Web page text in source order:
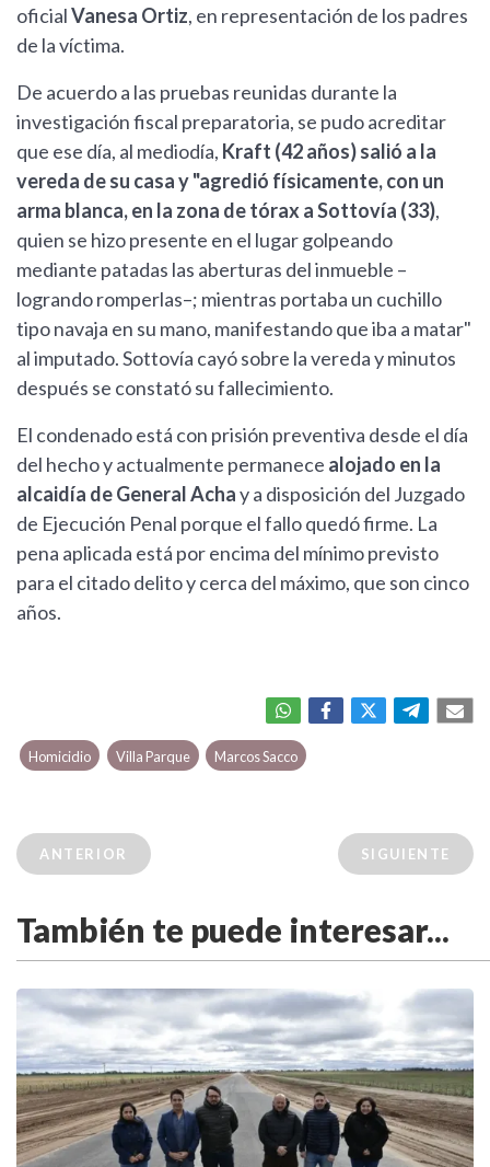
oficialVanesa Ortiz, en representación de los padres
de la víctima.
De acuerdo a las pruebas reunidas durante la
investigación fiscal preparatoria, se pudo acreditar
que ese día, al mediodía, Kraft (42 años) salió a la
vereda de su casa y "agredió físicamente, con un
arma blanca, en la zona de tórax a Sottovía (33),
quien se hizo presente en el lugar golpeando
mediante patadas las aberturas del inmueble –
logrando romperlas–; mientras portaba un cuchillo
tipo navaja en su mano, manifestando que iba a matar"
al imputado. Sottovía cayó sobre la vereda y minutos
después se constató su fallecimiento.
El condenado está con prisión preventiva desde el día
del hecho y actualmente permanece alojado en la
alcaidía de General Achay a disposición del Juzgado
de Ejecución Penal porque el fallo quedó firme. La
pena aplicada está por encima del mínimo previsto
para el citado delito y cerca del máximo, que son cinco
años.
Homicidio Villa Parque Marcos Sacco
ANTERIOR SIGUIENTE
También te puede interesar...